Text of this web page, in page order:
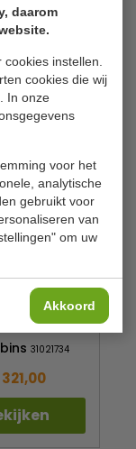
daarom
instellen.
cookies die wij
In onze
voor het
analytische
gebruikt voor
van
om uw
Akkoord
asbak |
| met
dak | groen
B50 x D50 cm
31021734